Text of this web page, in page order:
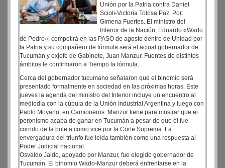
Unión por la Patria contra Daniel
Scioli-Victoria Tolosa Paz. Por:
Gimena Fuertes. El ministro del
Interior de la Nación, Eduardo «Wado
de Pedro», competirá en las PASO de agosto dentro de Unidad por
la Patria y su compañero de fórmula será el actual gobernador de
Tucumán y exjefe de Gabinete, Juan Manzur. Fuentes de distintos
ámbitos le confirmaron a Tiempo la fórmula.
Cerca del gobernador tucumano señalaron que el binomio será
presentado formalmente en sociedad en las próximas horas. Este
jueves la agenda del ministro del Interior incluye un encuentro al
mediodía con la cúpula de la Unión Industrial Argentina y luego con
Pablo Moyano, en Camioneros. Manzur tiene para mostrar que el
peronismo acaba de ganar en Tucumán a pesar de que él fue
corrido de la boleta como vice por la Corte Suprema. La
envergadura del triunfo fue leída también como una respuesta al
Poder Judicial nacional.
Osvaldo Jaldo, apoyado por Manzur, fue elegido gobernador de
Tucumán. El binomio Wado-Manzur deberá enfrentarse en la